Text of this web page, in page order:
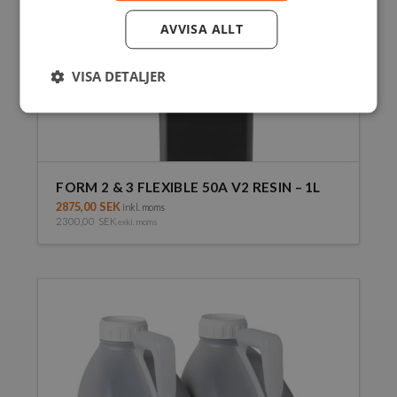
FORM 2 & 3 FLEXIBLE 50A V2 RESIN – 1L
2875,00 SEK inkl. moms
2300,00 SEK exkl. moms
AVVISA ALLT
VISA DETALJER